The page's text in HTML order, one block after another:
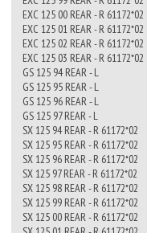
EXC 125 00 REAR - R 61172*02
EXC 125 01 REAR - R 61172*02
EXC 125 02 REAR - R 61172*02
EXC 125 03 REAR - R 61172*02
GS 125 94 REAR - L
GS 125 95 REAR - L
GS 125 96 REAR - L
GS 125 97 REAR - L
SX 125 94 REAR - R 61172*02
SX 125 95 REAR - R 61172*02
SX 125 96 REAR - R 61172*02
SX 125 97 REAR - R 61172*02
SX 125 98 REAR - R 61172*02
SX 125 99 REAR - R 61172*02
SX 125 00 REAR - R 61172*02